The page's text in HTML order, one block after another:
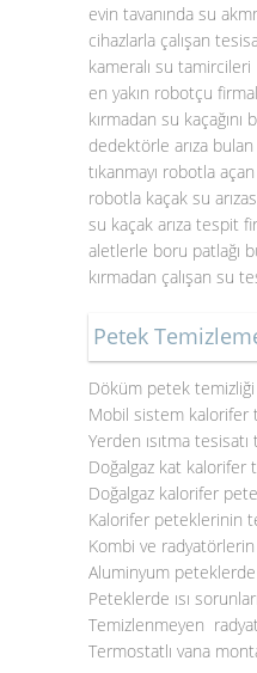
evin tavanında su
cihazlarla çalışan
kameralı su tamircileri
en yakın robotçu
kırmadan su kaçağını
dedektörle arıza
tıkanmayı robotla
robotla kaçak su
su kaçak arıza tespit
aletlerle boru patlağı
kırmadan çalışan su
Petek
Döküm petek temizliği
Mobil sistem kalorifer
Yerden ısıtma tesisatı
Doğalgaz kat kalorifer
Doğalgaz kalorifer
Kalorifer peteklerinin
Kombi ve
Aluminyum
Peteklerde ısı
Temizlenmeyen
Termostatlı vana